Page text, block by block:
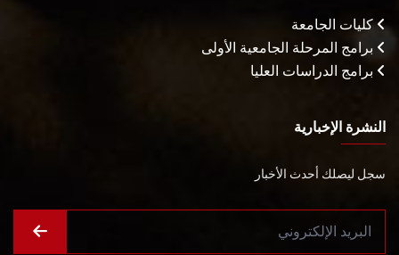
كليات الجامعة
برامج المرحلة الجامعية الأولى
برامج الدراسات العليا
النشرة الإخبارية
سجل ليصلك أحدث الأخبار